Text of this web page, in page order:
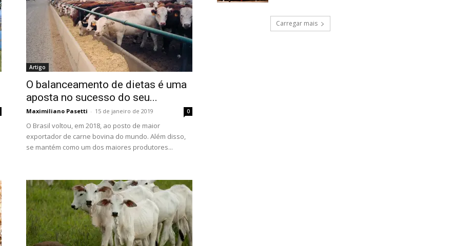
Artigo
O balanceamento de dietas é uma
aposta no sucesso do seu...
Maximiliano Pasetti - 15 de janeiro de 2019 0
O Brasil voltou, em 2018, ao posto de maior
exportador de carne bovina do mundo. Além disso,
se mantém como um dos maiores produtores...
Carregar mais